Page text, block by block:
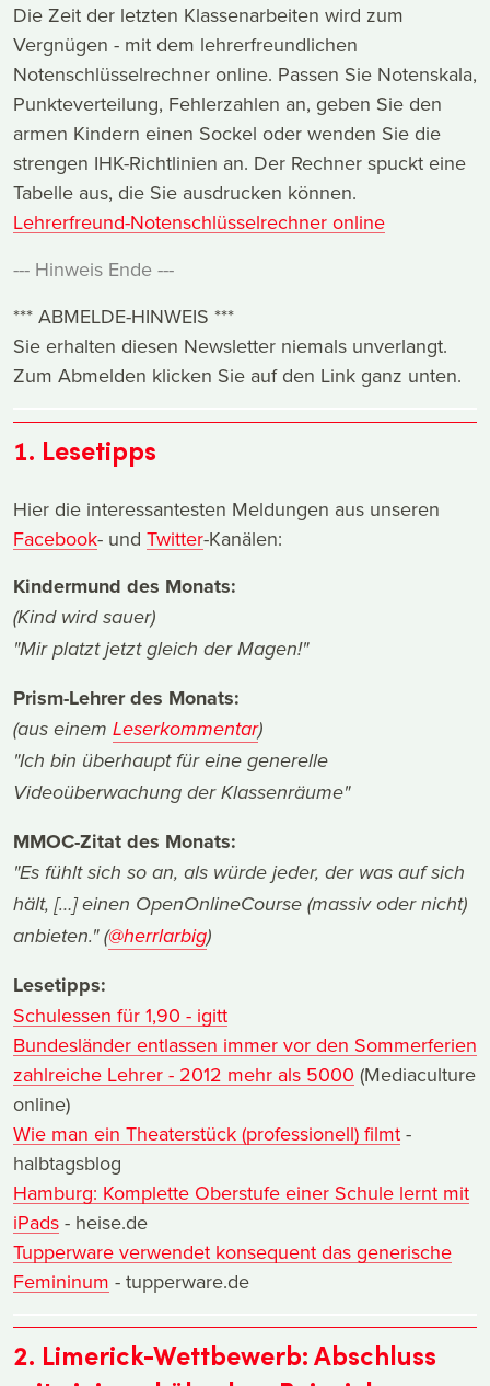
Die Zeit der letzten Klassenarbeiten wird zum
Vergnügen - mit dem lehrerfreundlichen
Notenschlüsselrechner online. Passen Sie Notenskala,
Punkteverteilung, Fehlerzahlen an, geben Sie den
armen Kindern einen Sockel oder wenden Sie die
strengen IHK-Richtlinien an. Der Rechner spuckt eine
Tabelle aus, die Sie ausdrucken können.
Lehrerfreund-Notenschlüsselrechner online
--- Hinweis Ende ---
*** ABMELDE-HINWEIS ***
Sie erhalten diesen Newsletter niemals unverlangt.
Zum Abmelden klicken Sie auf den Link ganz unten.
1. Lesetipps
Hier die interessantesten Meldungen aus unseren
Facebook- und Twitter-Kanälen:
Kindermund des Monats:
(Kind wird sauer)
"Mir platzt jetzt gleich der Magen!"
Prism-Lehrer des Monats:
(aus einem Leserkommentar)
"Ich bin überhaupt für eine generelle
Videoüberwachung der Klassenräume"
MMOC-Zitat des Monats:
"Es fühlt sich so an, als würde jeder, der was auf sich
hält, […] einen OpenOnlineCourse (massiv oder nicht)
anbieten." (@herrlarbig)
Lesetipps:
Schulessen für 1,90 - igitt
Bundesländer entlassen immer vor den Sommerferien
zahlreiche Lehrer - 2012 mehr als 5000 (Mediaculture
online)
Wie man ein Theaterstück (professionell) filmt -
halbtagsblog
Hamburg: Komplette Oberstufe einer Schule lernt mit
iPads - heise.de
Tupperware verwendet konsequent das generische
Femininum - tupperware.de
2. Limerick-Wettbewerb: Abschluss